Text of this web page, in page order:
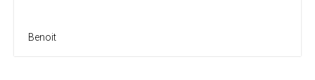
Benoit